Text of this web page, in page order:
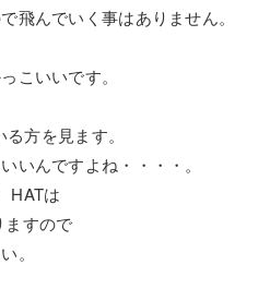
飛んでいく事はありません。
こいいです。
方を見ます。
いんですよね・・・・。
HATは
ますので
。